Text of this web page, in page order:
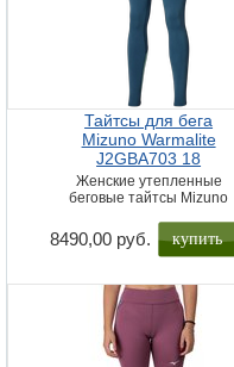
Тайтсы для бега
Mizuno Warmalite
J2GBA703 18
Женские утепленные
беговые тайтсы Mizuno
8490,00 руб. купить